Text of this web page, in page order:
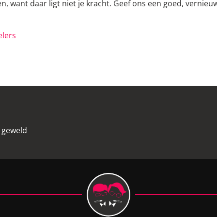
want daar ligt niet je kracht. Geef ons een goed,